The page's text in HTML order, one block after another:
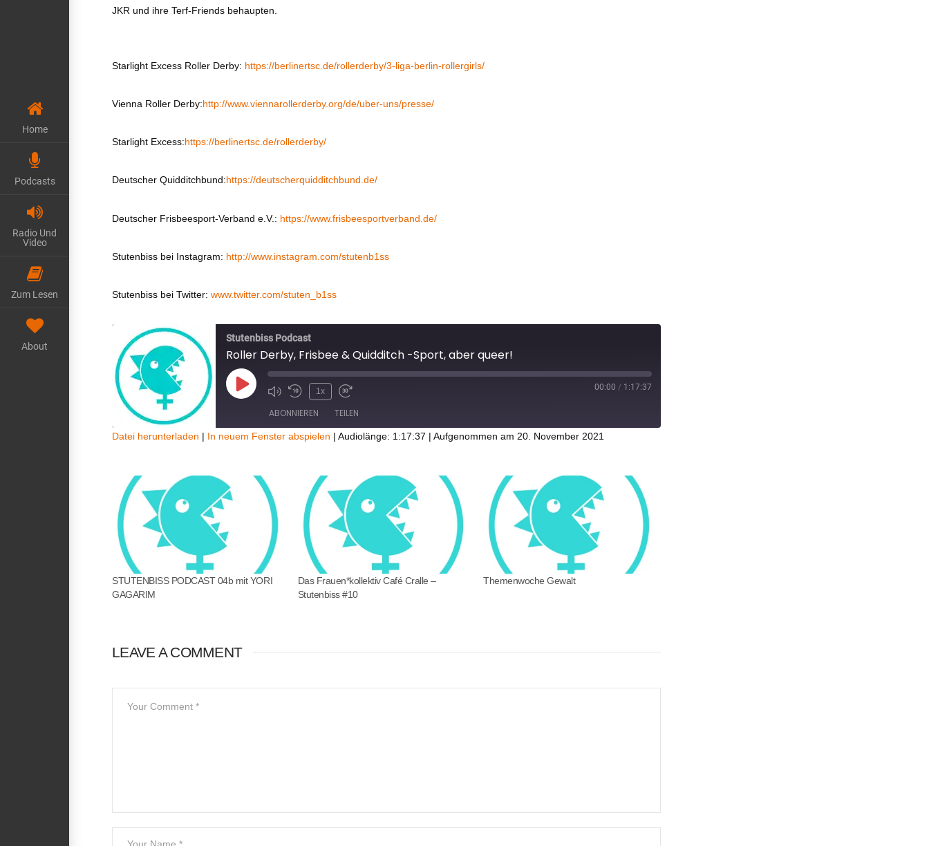
Home
Podcasts
Radio Und
Video
Zum Lesen
About
JKR und ihre Terf-Friends behaupten.
Starlight Excess Roller Derby: https://berlinertsc.de/rollerderby/3-liga-berlin-rollergirls/
Vienna Roller Derby:http://www.viennarollerderby.org/de/uber-uns/presse/
Starlight Excess:https://berlinertsc.de/rollerderby/
Deutscher Quidditchbund:https://deutscherquidditchbund.de/
Deutscher Frisbeesport-Verband e.V.: https://www.frisbeesportverband.de/
Stutenbiss bei Instagram: http://www.instagram.com/stutenb1ss
Stutenbiss bei Twitter:www.twitter.com/stuten_b1ss
Stutenbiss Podcast
Roller Derby, Frisbee & Quidditch -Sport, aber queer!
Play
Episode
1x 00:00 / 1:17:37
ABONNIEREN TEILEN
LINK
EMBED
Datei herunterladen | In neuem Fenster abspielen |Audiolänge: 1:17:37 |Aufgenommen am 20. November 2021
STUTENBISS PODCAST 04b mit YORI
GAGARIM
Das Frauen*kollektiv Café Cralle –
Stutenbiss #10
Themenwoche Gewalt
LEAVE A COMMENT